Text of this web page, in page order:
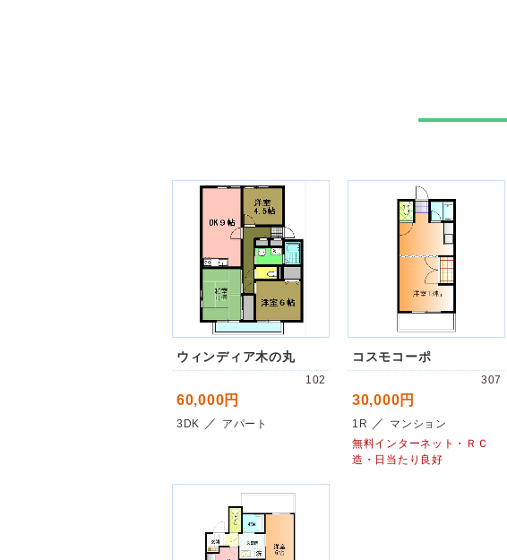
ウィンディア木の丸
102
60,000円
3DK ／ アパート
コスモコーポ
307
30,000円
1R ／
マンション
無料インターネット・ＲＣ
造・日当たり良好